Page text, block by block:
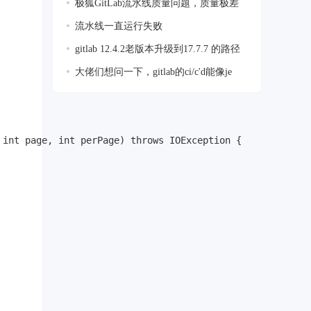
page, int perPage) throws IOException {
极狐GitLab流水线质量问题，质量极差
流水线一直运行失败
gitlab 12.4.2老版本升级到17.7.7 的路径
大佬们想问一下，gitlab的ci/c'd能像je